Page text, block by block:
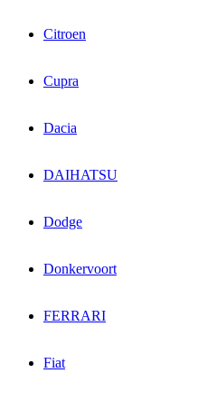
Citroen
Cupra
Dacia
DAIHATSU
Dodge
Donkervoort
FERRARI
Fiat